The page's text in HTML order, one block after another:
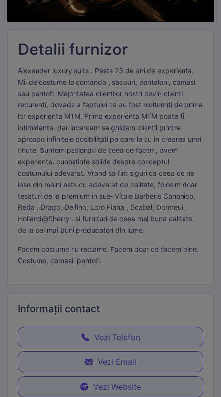
Detalii furnizor
Alexander luxury suits . Peste 23 de ani de experienta.
Mii de costume la comanda , sacouri, pantaloni, camasi
sau pantofi. Majoritatea clientilor nostri devin clienti
recurenti, dovada a faptului ca au fost multumiti de prima
lor experienta MTM. Prima experienta MTM poate fi
intimidanta, dar incercam sa ghidam clientii printre
aproape infinitele posibilitati pe care le au in crearea unei
tinute. Suntem pasionati de ceea ce facem, avem
experienta, cunostinte solide despre conceptul
costumului adevarat. Vrand sa fim siguri ca ceea ce ne
iese din maini este cu adevarat de calitate, folosim doar
tesaturi de la premium in sus- Vitale Barberis Canonico,
Reda , Drago, Delfino, Loro Piana , Scabal, Dormeuil,
Holland@Sherry ..si furnituri de ceea mai buna calitate,
de la cei mai buni producatori din lume.
Facem costume nu reclame. Facem doar ce facem bine.
Costume, camasi, pantofi.
Informații contact
Vezi Telefon
Vezi Email
Vezi Website